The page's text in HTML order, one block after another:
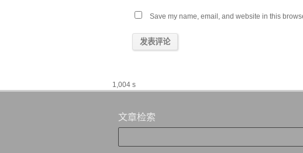
Save my name, email, and website in this
1,004 s
文章检索